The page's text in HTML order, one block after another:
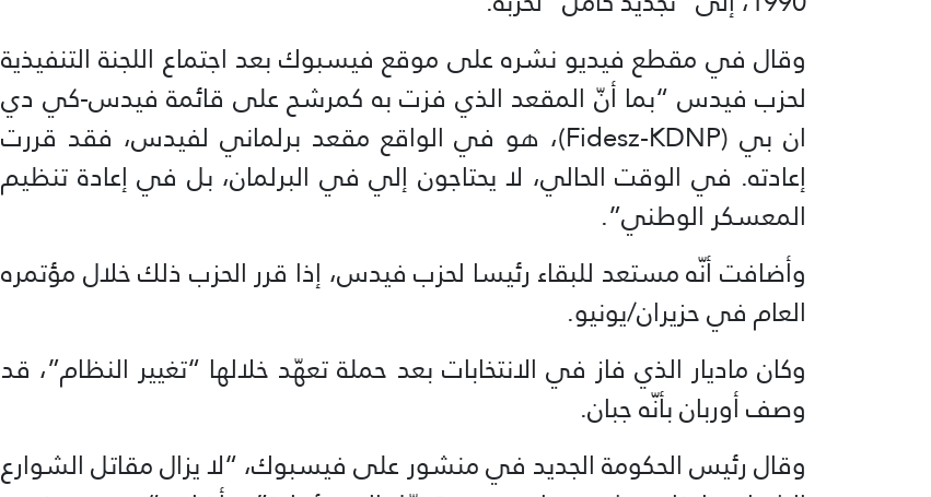
وقال في مقطع فيديو نشره على موقع فيسبوك بعد اجتماع اللجنة التنفيذية
لحزب فيدس “بما أنّ المقعد الذي فزت به كمرشح على قائمة فيدس-كي دي
ان بي (Fidesz-KDNP)، هو في الواقع مقعد برلماني لفيدس، فقد قررت
إعادته. في الوقت الحالي، لا يحتاجون إلي في البرلمان، بل في إعادة تنظيم
المعسكر الوطني”.
وأضافت أنّه مستعد للبقاء رئيسا لحزب فيدس، إذا قرر الحزب ذلك خلال مؤتمره
العام في حزيران/يونيو.
وكان ماديار الذي فاز في الانتخابات بعد حملة تعهّد خلالها “تغيير النظام”، قد
وصف أوربان بأنّه جبان.
وقال رئيس الحكومة الجديد في منشور على فيسبوك، “لا يزال مقاتل الشوارع